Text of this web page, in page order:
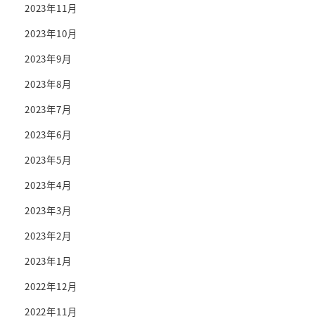
2023年11月
2023年10月
2023年9月
2023年8月
2023年7月
2023年6月
2023年5月
2023年4月
2023年3月
2023年2月
2023年1月
2022年12月
2022年11月